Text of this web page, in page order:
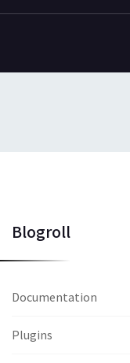
Blogroll
Documentation
Plugins